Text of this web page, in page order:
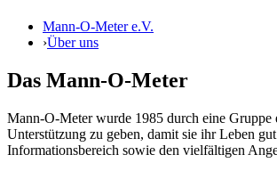
Mann-O-Meter e.V.
›Über uns
Das Mann-O-Meter
Mann-O-Meter wurde 1985 durch eine
Unterstützung zu geben, damit sie ihr Leben
Informationsbereich sowie den vielfältigen